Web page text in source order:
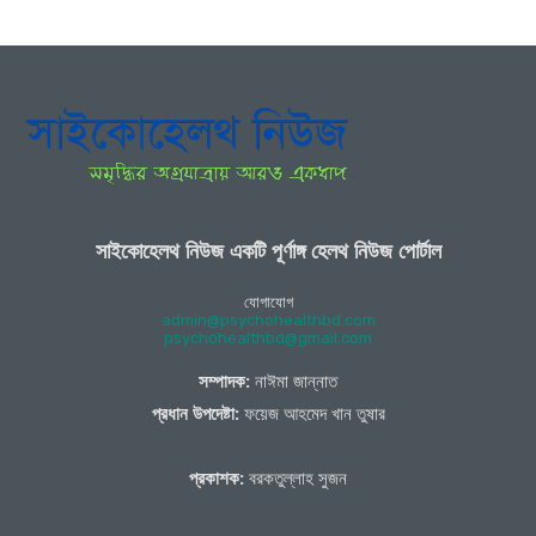
সাইকোহেলথ নিউজ একটি পূর্ণাঙ্গ হেলথ নিউজ পোর্টাল
যোগাযোগ
admin@psychohealthbd.com
psychohealthbd@gmail.com
সম্পাদক: নাঈমা জান্নাত
প্রধান উপদেষ্টা:ফয়েজ আহমেদ খান তুষার
প্রকাশক: বরকতুল্লাহ সুজন